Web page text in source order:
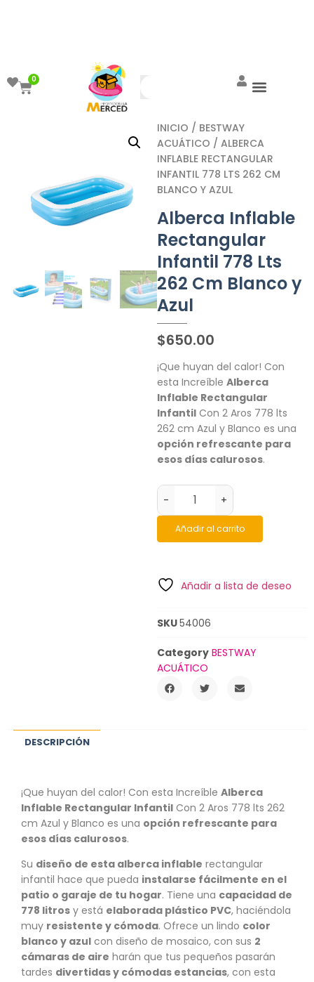
0
INICIO / BESTWAY
ACUÁTICO / ALBERCA
INFLABLE RECTANGULAR
INFANTIL 778 LTS 262 CM
BLANCO Y AZUL
Alberca Inflable
Rectangular
Infantil 778 Lts
262 Cm Blanco y
Azul
$650.00
¡Que huyan del calor! Con
esta Increíble Alberca
Inflable Rectangular
Infantil Con 2 Aros 778 lts
262 cm Azul y Blanco es una
opción refrescante para
esos días calurosos.
- +
Añadir al carrito
Añadir a lista de deseo
SKU54006
Category BESTWAY
ACUÁTICO
DESCRIPCIÓN
¡Que huyan del calor! Con esta Increíble Alberca
Inflable Rectangular Infantil Con 2 Aros 778 lts 262
cm Azul y Blanco es una opción refrescante para
esos días calurosos.
Su diseño de esta alberca inflable rectangular
infantil hace que pueda instalarse fácilmente en el
patio o garaje de tu hogar. Tiene una capacidad de
778 litros y está elaborada plástico PVC, haciéndola
muy resistente y cómoda. Ofrece un lindo color
blanco y azul con diseño de mosaico, con sus 2
cámaras de aire harán que tus pequeños pasarán
tardes divertidas y cómodas estancias, con esta